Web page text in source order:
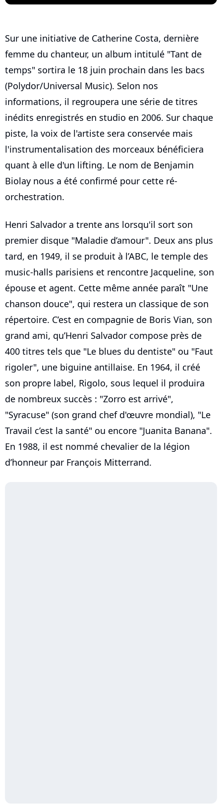
Sur une initiative de Catherine Costa, dernière
femme du chanteur, un album intitulé "Tant de
temps" sortira le 18 juin prochain dans les bacs
(Polydor/Universal Music). Selon nos
informations, il regroupera une série de titres
inédits enregistrés en studio en 2006. Sur chaque
piste, la voix de l'artiste sera conservée mais
l'instrumentalisation des morceaux bénéficiera
quant à elle d'un lifting. Le nom de Benjamin
Biolay nous a été confirmé pour cette ré-
orchestration.
Henri Salvador a trente ans lorsqu'il sort son
premier disque "Maladie d’amour". Deux ans plus
tard, en 1949, il se produit à l’ABC, le temple des
music-halls parisiens et rencontre Jacqueline, son
épouse et agent. Cette même année paraît "Une
chanson douce", qui restera un classique de son
répertoire. C’est en compagnie de Boris Vian, son
grand ami, qu’Henri Salvador compose près de
400 titres tels que "Le blues du dentiste" ou "Faut
rigoler", une biguine antillaise. En 1964, il créé
son propre label, Rigolo, sous lequel il produira
de nombreux succès : "Zorro est arrivé",
"Syracuse" (son grand chef d'œuvre mondial), "Le
Travail c’est la santé" ou encore "Juanita Banana".
En 1988, il est nommé chevalier de la légion
d’honneur par François Mitterrand.